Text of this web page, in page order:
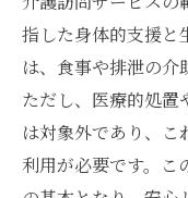
指した身体的支援と
は、食事や排泄の介
ただし、医療的処置
は対象外であり、
利用が必要です。こ